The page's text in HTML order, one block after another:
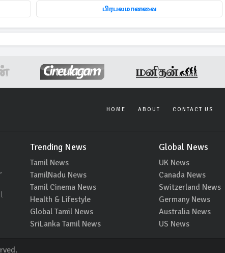
பிரபலமானவை
HOME ABOUT CONTACT US
Trending News
Tamil News
TamilNadu News
Tamil Cinema News
Health & Lifestyle
Global Tamil News
SriLanka Tamil News
Global News
UK News
Canada News
Switzerland News
Germany News
Australia News
US News